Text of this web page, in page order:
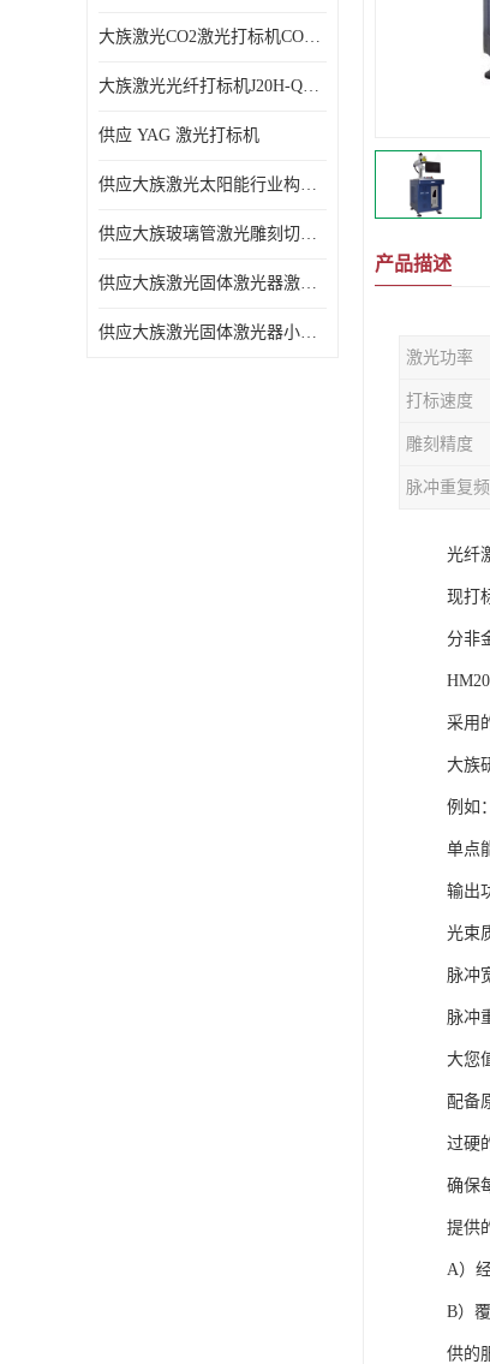
大族激光CO2激光打标机CO2-D200
大族激光光纤打标机J20H-QD光纤激光打标机
供应 YAG 激光打标机
供应大族激光太阳能行业构件激光切割机S035-5
供应大族玻璃管激光雕刻切割机
供应大族激光固体激光器激光切割机
供应大族激光固体激光器小幅面雕刻切割机
产品描述
激光功率
打标速度
雕刻精度
脉冲重复
光纤
现打
分非
采用
大族
例如
单点
输出
光束
脉冲
脉冲
大您
配备
过硬
确保
提供
A）
B）
供的